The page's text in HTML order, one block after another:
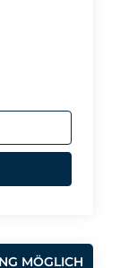
MÖGLICH